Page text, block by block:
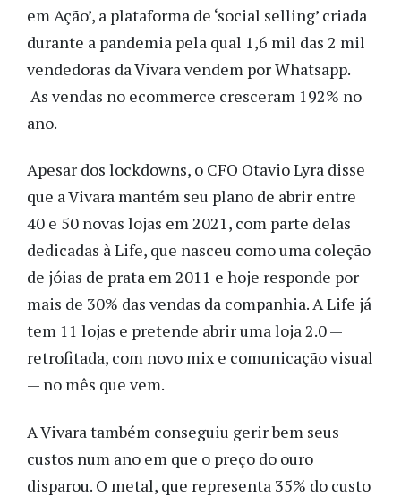
em Ação’, a plataforma de ‘social selling’ criada
durante a pandemia pela qual 1,6 mil das 2 mil
vendedoras da Vivara vendem por Whatsapp.
As vendas no ecommerce cresceram 192% no
ano.
Apesar dos lockdowns, o CFO Otavio Lyra disse
que a Vivara mantém seu plano de abrir entre
40 e 50 novas lojas em 2021, com parte delas
dedicadas à Life, que nasceu como uma coleção
de jóias de prata em 2011 e hoje responde por
mais de 30% das vendas da companhia. A Life já
tem 11 lojas e pretende abrir uma loja 2.0 —
retrofitada, com novo mix e comunicação visual
— no mês que vem.
A Vivara também conseguiu gerir bem seus
custos num ano em que o preço do ouro
disparou. O metal, que representa 35% do custo